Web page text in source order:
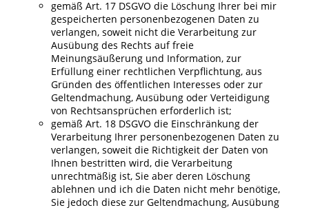
gemäß Art. 17 DSGVO die Löschung Ihrer bei mir
gespeicherten personenbezogenen Daten zu
verlangen, soweit nicht die Verarbeitung zur
Ausübung des Rechts auf freie
Meinungsäußerung und Information, zur
Erfüllung einer rechtlichen Verpflichtung, aus
Gründen des öffentlichen Interesses oder zur
Geltendmachung, Ausübung oder Verteidigung
von Rechtsansprüchen erforderlich ist;
gemäß Art. 18 DSGVO die Einschränkung der
Verarbeitung Ihrer personenbezogenen Daten zu
verlangen, soweit die Richtigkeit der Daten von
Ihnen bestritten wird, die Verarbeitung
unrechtmäßig ist, Sie aber deren Löschung
ablehnen und ich die Daten nicht mehr benötige,
Sie jedoch diese zur Geltendmachung, Ausübung